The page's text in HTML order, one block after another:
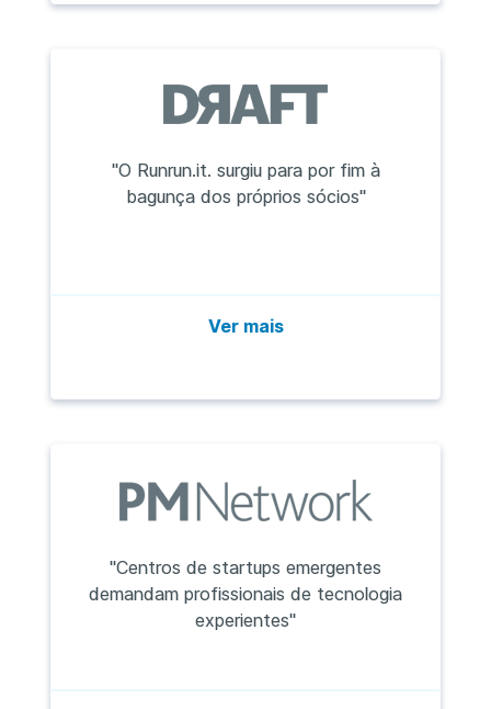
"O Runrun.it. surgiu para por fim à
bagunça dos próprios sócios"
Ver mais
"Centros de startups emergentes
demandam profissionais de tecnologia
experientes"